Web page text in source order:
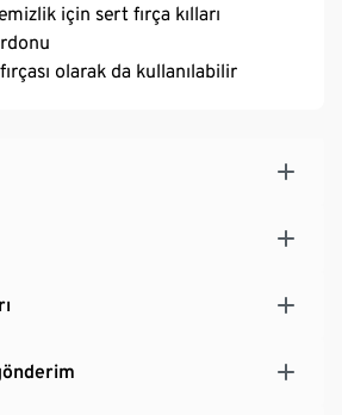
için sert fırça kılları
olarak da kullanılabilir